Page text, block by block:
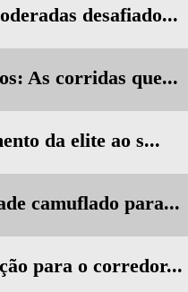
desafiado...
As corridas que...
da elite ao s...
camuflado para...
para o corredor...